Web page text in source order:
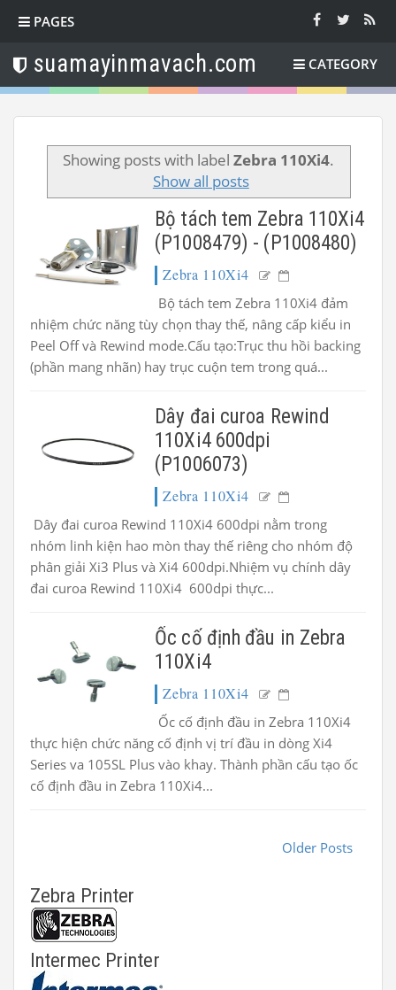
PAGES
suamayinmavach.com CATEGORY
Showing posts with label Zebra 110Xi4.
Show all posts
Bộ tách tem Zebra 110Xi4
(P1008479) - (P1008480)
Zebra 110Xi4
Bộ tách tem Zebra 110Xi4 đảm
nhiệm chức năng tùy chọn thay thế, nâng cấp kiểu in
Peel Off và Rewind mode.Cấu tạo:Trục thu hồi backing
(phần mang nhãn) hay trục cuộn tem trong quá...
Dây đai curoa Rewind
110Xi4 600dpi
(P1006073)
Zebra 110Xi4
Dây đai curoa Rewind 110Xi4 600dpi nằm trong
nhóm linh kiện hao mòn thay thế riêng cho nhóm độ
phân giải Xi3 Plus và Xi4 600dpi.Nhiệm vụ chính dây
đai curoa Rewind 110Xi4 600dpi thực...
Ốc cố định đầu in Zebra
110Xi4
Zebra 110Xi4
Ốc cố định đầu in Zebra 110Xi4
thực hiện chức năng cố định vị trí đầu in dòng Xi4
Series va 105SL Plus vào khay. Thành phần cấu tạo ốc
cố định đầu in Zebra 110Xi4...
Older Posts
Zebra Printer
Intermec Printer